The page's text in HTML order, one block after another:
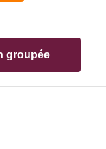
groupée